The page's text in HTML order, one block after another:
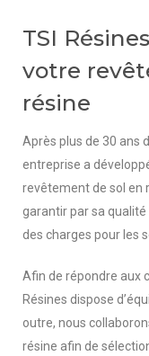
TSI
votre
résine
Après plus de 30 ans
entreprise a
revêtement de sol en
garantir par sa
des charges pour les
Afin de répondre aux
Résines dispose
outre, nous
résine afin de